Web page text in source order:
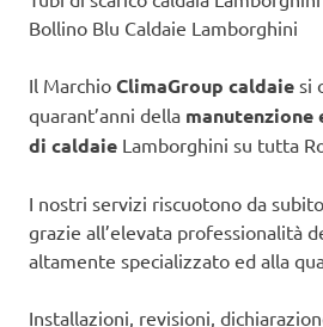
Bollino Blu Caldaie Lamborghini
Il Marchio ClimaGroup caldaie si
quarant’anni della manutenzione
di caldaie Lamborghini su tutta
I nostri servizi riscuotono da
grazie all’elevata professionalità
altamente specializzato ed alla
Installazioni, revisioni,